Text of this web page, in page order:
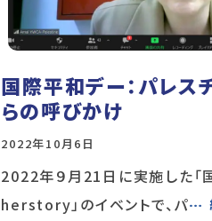
国際平和デー：パレス
らの呼びかけ
2022年10月6日
2022年９月21日に実施した「
herstory」のイベントで、パ…